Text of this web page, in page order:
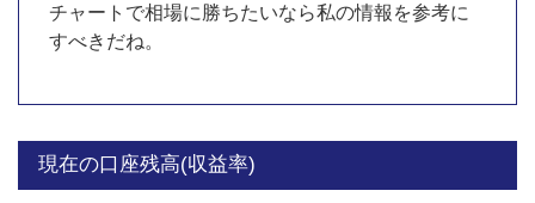
チャートで相場に勝ちたいなら私の情報を参考に
すべきだね。
現在の口座残高(収益率)